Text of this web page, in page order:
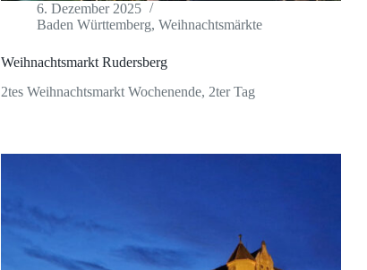
6. Dezember 2025
Baden Württemberg, Weihnachtsmärkte
Weihnachtsmarkt Rudersberg
2tes Weihnachtsmarkt Wochenende, 2ter Tag